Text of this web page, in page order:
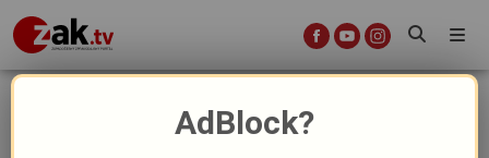
AdBlock?